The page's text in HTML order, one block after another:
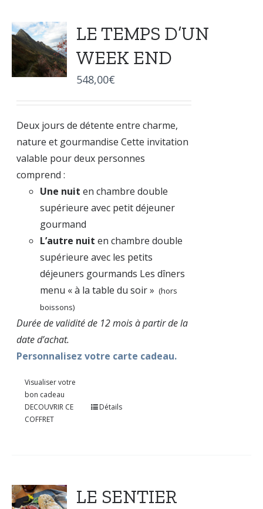
LE TEMPS D’UN
WEEK END
548,00€
Deux jours de détente entre charme,
nature et gourmandise Cette invitation
valable pour deux personnes
comprend :
Une nuit en chambre double
supérieure avec petit déjeuner
gourmand
L’autre nuit en chambre double
supérieure avec les petits
déjeuners gourmands Les dîners
menu « à la table du soir » (hors
boissons)
Durée de validité de 12 mois à partir de la
date d’achat.
Personnalisez votre carte cadeau.
Visualiser votre
bon cadeau
DECOUVRIR CE
COFFRET
Détails
LE SENTIER